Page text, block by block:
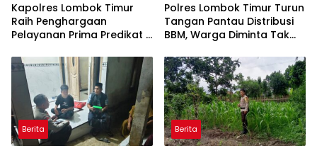
Kapolres Lombok Timur
Raih Penghargaan
Pelayanan Prima Predikat A
Polres Lombok Timur Turun
Tangan Pantau Distribusi
BBM, Warga Diminta Tak
Berita Berita